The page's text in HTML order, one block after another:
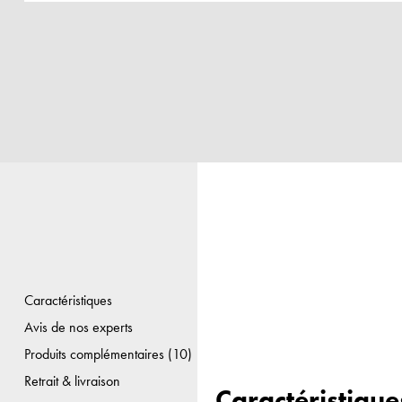
Caractéristiques
Avis de nos experts
Produits complémentaires (10)
Retrait & livraison